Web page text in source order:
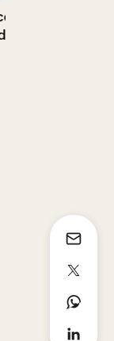
1939/10/29